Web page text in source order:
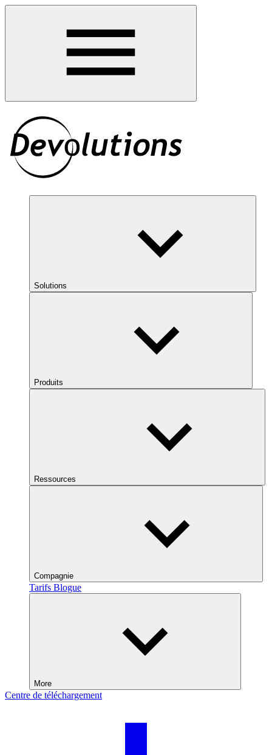
Solutions
Produits
Ressources
Compagnie
Tarifs Blogue
More
Centre de téléchargement